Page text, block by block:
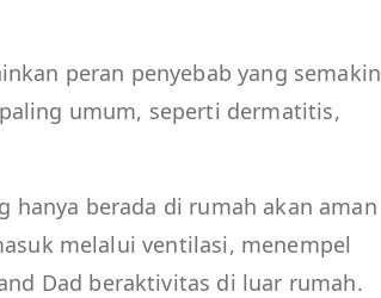
peran penyebab yang semakin
umum, seperti dermatitis,
hanya berada di rumah akan aman
melalui ventilasi, menempel
Dad beraktivitas di luar rumah.